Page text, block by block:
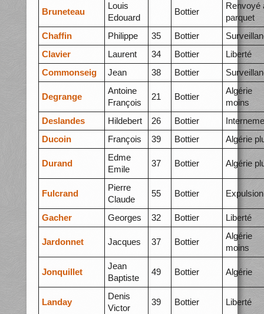
Bruneteau
Louis
Edouard
Bottier
Renvoyé
parquet
Chaffin
Philippe 35 Bottier
Clavier
Laurent 34 Bottier
Liberté
Commonseig
Jean 38 Bottier
Degrange
Antoine
François
21 Bottier
Algérie
moins
Deslandes
Hildebert 26 Bottier
Ducoin
François 39 Bottier Algérie
Durand
Edme
Emile
37 Bottier Algérie
Fulcrand
Pierre
Claude
55 Bottier Expulsion
Gacher Georges 32 Bottier Liberté
Jardonnet Jacques 37 Bottier
Algérie
moins
Jonquillet
Jean
Baptiste
49 Bottier Algérie
Landay
Denis
Victor
39 Bottier Liberté